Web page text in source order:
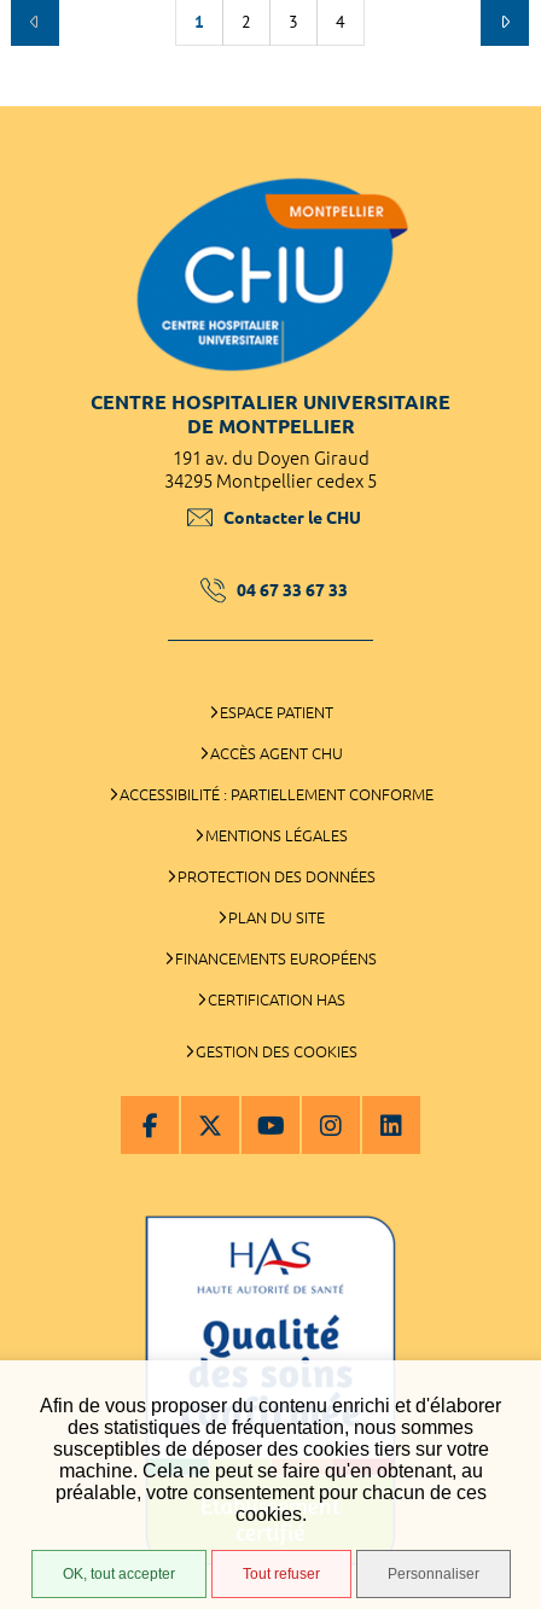
Afin de vous proposer du contenu enrichi et d'élaborer
des statistiques de fréquentation, nous sommes
susceptibles de déposer des cookies tiers sur votre
machine. Cela ne peut se faire qu'en obtenant, au
préalable, votre consentement pour chacun de ces
cookies.
OK, tout accepter Tout refuser Personnaliser
1 2 3 4
CENTRE HOSPITALIER UNIVERSITAIRE
DE MONTPELLIER
191 av. du Doyen Giraud
34295 Montpellier cedex 5
Contacter le CHU
04 67 33 67 33
ESPACE PATIENT
ACCÈS AGENT CHU
ACCESSIBILITÉ : PARTIELLEMENT CONFORME
MENTIONS LÉGALES
PROTECTION DES DONNÉES
PLAN DU SITE
FINANCEMENTS EUROPÉENS
CERTIFICATION HAS
GESTION DES COOKIES